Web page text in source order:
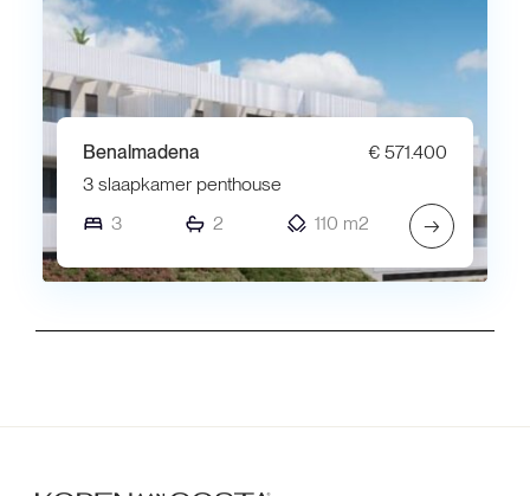
Benalmadena
€ 571.400
3 slaapkamer penthouse
3
2 110 m2 →